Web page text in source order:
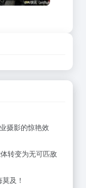
摄影的惊艳效
转变为无可匹敌
及！